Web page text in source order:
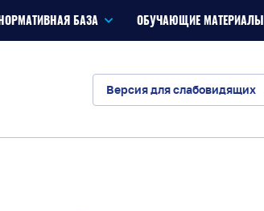
БАЗА ОБУЧАЮЩИЕ МАТЕРИАЛЫ
Версия для слабовидящих